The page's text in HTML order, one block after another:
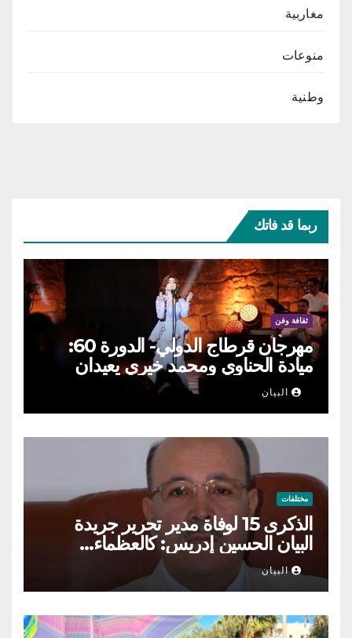
مغاربية
منوعات
وطنية
ربما قد فاتك
ثقافة وفن
مهرجان قرطاج الدولي- الدورة 60:
ميادة الحناوي ومحمد خيري يعيدان
الطرب السوري إلى ركح قرطاج
البيان
مختلفات
الذكرى 15 لوفاة مدير تحرير جريدة
البيان الحسين إدريس: كالعظماء…
عاش شامخا ورحل واقفا
البيان